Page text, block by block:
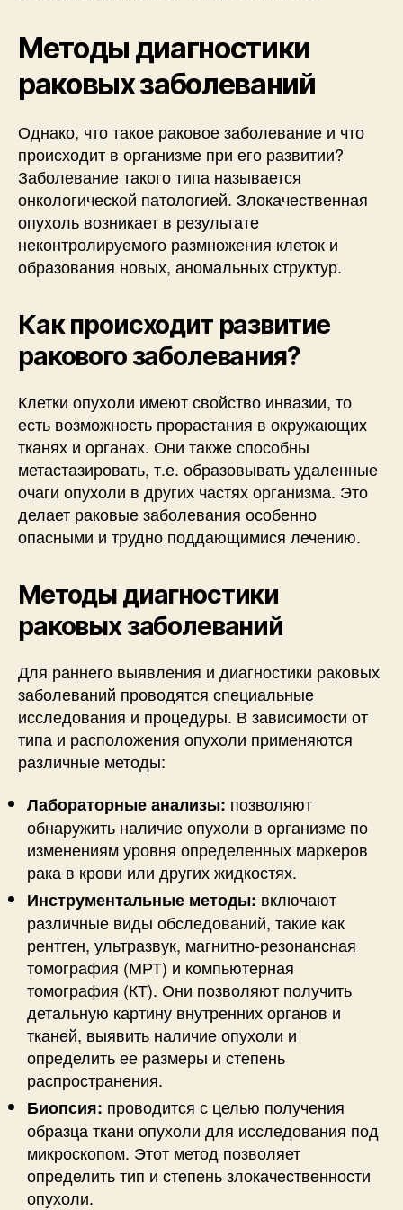
Методы диагностики
раковых заболеваний
Однако, что такое раковое заболевание и что
происходит в организме при его развитии?
Заболевание такого типа называется
онкологической патологией. Злокачественная
опухоль возникает в результате
неконтролируемого размножения клеток и
образования новых, аномальных структур.
Как происходит развитие
ракового заболевания?
Клетки опухоли имеют свойство инвазии, то
есть возможность прорастания в окружающих
тканях и органах. Они также способны
метастазировать, т.е. образовывать удаленные
очаги опухоли в других частях организма. Это
делает раковые заболевания особенно
опасными и трудно поддающимися лечению.
Методы диагностики
раковых заболеваний
Для раннего выявления и диагностики раковых
заболеваний проводятся специальные
исследования и процедуры. В зависимости от
типа и расположения опухоли применяются
различные методы:
Лабораторные анализы: позволяют
обнаружить наличие опухоли в организме по
изменениям уровня определенных маркеров
рака в крови или других жидкостях.
Инструментальные методы: включают
различные виды обследований, такие как
рентген, ультразвук, магнитно-резонансная
томография (МРТ) и компьютерная
томография (КТ). Они позволяют получить
детальную картину внутренних органов и
тканей, выявить наличие опухоли и
определить ее размеры и степень
распространения.
Биопсия: проводится с целью получения
образца ткани опухоли для исследования под
микроскопом. Этот метод позволяет
определить тип и степень злокачественности
опухоли.